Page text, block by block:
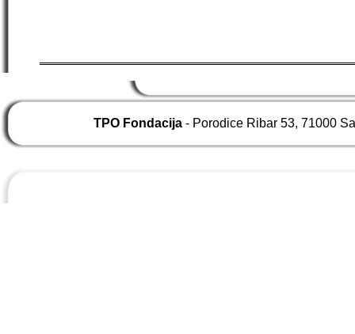
TPO Fondacija - Porodice Ribar 53, 71000